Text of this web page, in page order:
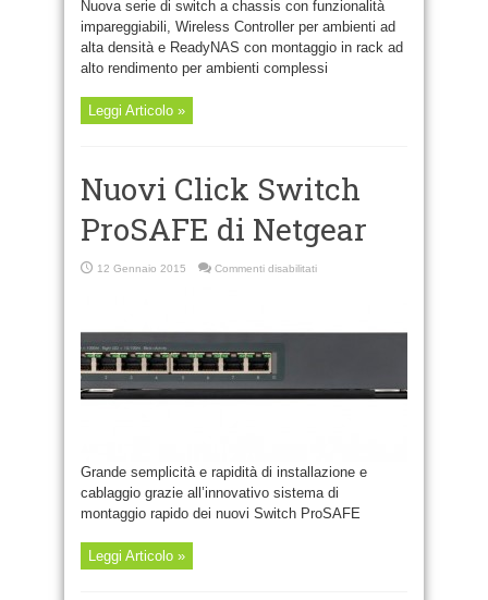
Nuova serie di switch a chassis con funzionalità
impareggiabili, Wireless Controller per ambienti ad
alta densità e ReadyNAS con montaggio in rack ad
alto rendimento per ambienti complessi
Leggi Articolo »
Nuovi Click Switch
ProSAFE di Netgear
12 Gennaio 2015 Commenti disabilitatisu
Grande semplicità e rapidità di installazione e
cablaggio grazie all’innovativo sistema di
montaggio rapido dei nuovi Switch ProSAFE
Leggi Articolo »